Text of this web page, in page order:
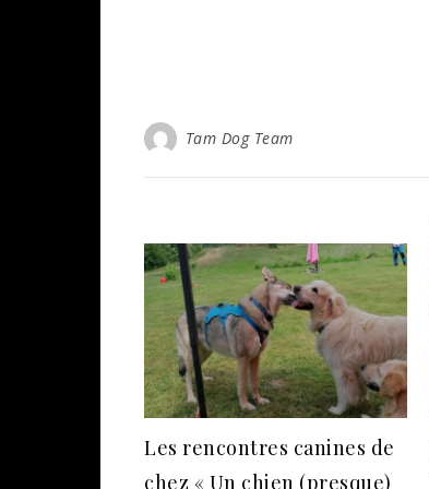
Tam Dog Team
Les rencontres canines de
chez « Un chien (presque)